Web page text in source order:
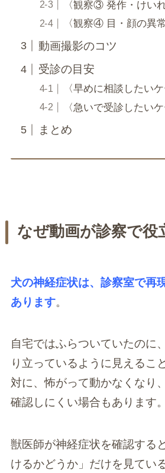
〈観察③ 発作・けい
〈観察④ 目・顔の異常
動画撮影のコツ
受診の目安
〈早めに相談したいケ
〈急いで受診したいケ
まとめ
なぜ動画が診察で役
犬の神経症状は、診察室で再
あります。
自宅ではふらついていたのに
り立っているように見えるこ
対に、怖がって動かなくなり
確認しにくい場合もあります。
獣医師が神経症状を確認する
けるかどうか」だけを見てい